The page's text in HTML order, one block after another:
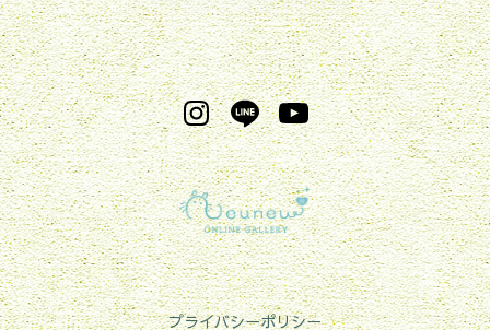
プライバシーポリシー